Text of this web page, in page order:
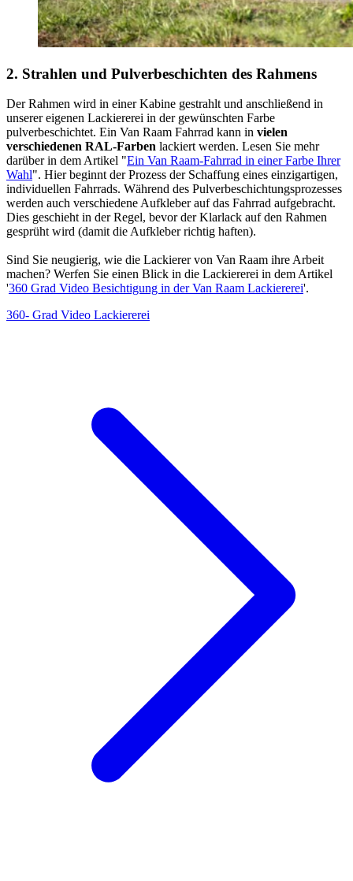
2. Strahlen und Pulverbeschichten des Rahmens
Der Rahmen wird in einer Kabine gestrahlt und anschließend in
unserer eigenen Lackiererei in der gewünschten Farbe
pulverbeschichtet. Ein Van Raam Fahrrad kann in vielen
verschiedenen RAL-Farben lackiert werden. Lesen Sie mehr
darüber in dem Artikel "Ein Van Raam-Fahrrad in einer Farbe Ihrer
Wahl". Hier beginnt der Prozess der Schaffung eines einzigartigen,
individuellen Fahrrads. Während des Pulverbeschichtungsprozesses
werden auch verschiedene Aufkleber auf das Fahrrad aufgebracht.
Dies geschieht in der Regel, bevor der Klarlack auf den Rahmen
gesprüht wird (damit die Aufkleber richtig haften).
Sind Sie neugierig, wie die Lackierer von Van Raam ihre Arbeit
machen? Werfen Sie einen Blick in die Lackiererei in dem Artikel
'360 Grad Video Besichtigung in der Van Raam Lackiererei'.
360- Grad Video Lackiererei